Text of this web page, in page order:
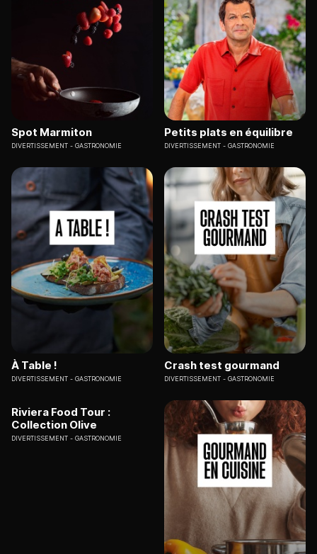
Spot Marmiton
DIVERTISSEMENT GASTRONOMIE
Petits plats en équilibre
DIVERTISSEMENT GASTRONOMIE
À Table !
DIVERTISSEMENT GASTRONOMIE
Crash test gourmand
DIVERTISSEMENT GASTRONOMIE
Riviera Food Tour :
Collection Olive
DIVERTISSEMENT GASTRONOMIE